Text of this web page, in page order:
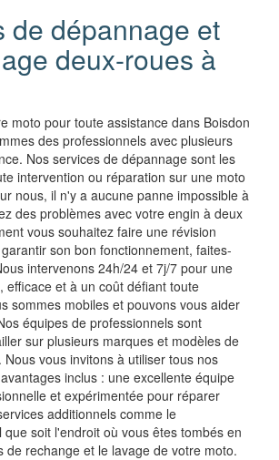
de dépannage et
deux-roues à
moto pour toute assistance dans Boisdon
des professionnels avec plusieurs
Nos services de dépannage sont les
intervention ou réparation sur une moto
nous, il n'y a aucune panne impossible à
des problèmes avec votre engin à deux
vous souhaitez faire une révision
son bon fonctionnement, faites-
intervenons 24h/24 et 7j/7 pour une
efficace et à un coût défiant toute
sommes mobiles et pouvons vous aider
équipes de professionnels sont
sur plusieurs marques et modèles de
Nous vous invitons à utiliser tous nos
inclus : une excellente équipe
et expérimentée pour réparer
additionnels comme le
soit l'endroit où vous êtes tombés en
de rechange et le lavage de votre moto.